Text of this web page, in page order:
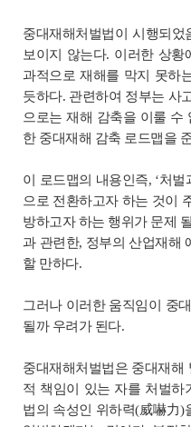
중대재해처벌법이 시행되
보이지 않는다. 이러한 상
과적으로 재해를 막지 못하
듯하다. 관련하여 정부는 사
으로는 재해 감축을 이룰 수
한 중대재해 감축 로드맵을
이 로드맵의 내용인즉, ‘처벌
으로 전환하고자 하는 것이
방하고자 하는 행위가 문제
과 관련한, 정부의 산업재해
할 만하다.
그러나 이러한 움직임이 중
될까 우려가 된다.
중대재해처벌법은 중대재
적 책임이 있는 자를 처벌하
법의 속성인 위하력(威嚇力)